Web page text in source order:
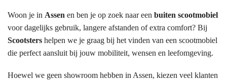
Woon je in Assen en ben je op zoek naar een buiten scootmobiel
voor dagelijks gebruik, langere afstanden of extra comfort? Bij
Scootsters helpen we je graag bij het vinden van een scootmobiel
die perfect aansluit bij jouw mobiliteit, wensen en leefomgeving.
Hoewel we geen showroom hebben in Assen, kiezen veel klanten